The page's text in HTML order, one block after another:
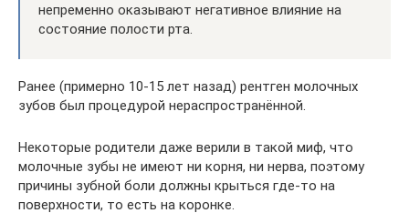
непременно оказывают негативное влияние на
состояние полости рта.
Ранее (примерно 10-15 лет назад) рентген молочных
зубов был процедурой нераспространённой.
Некоторые родители даже верили в такой миф, что
молочные зубы не имеют ни корня, ни нерва, поэтому
причины зубной боли должны крыться где-то на
поверхности, то есть на коронке.